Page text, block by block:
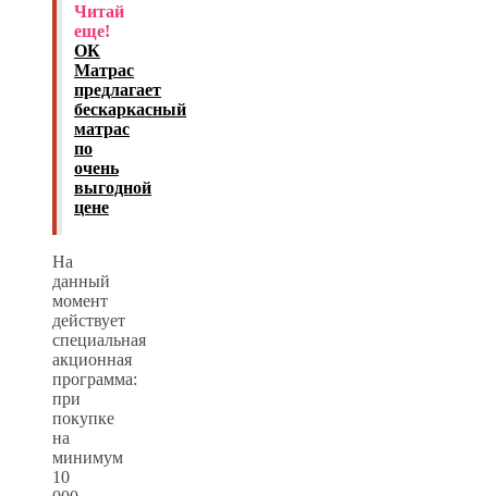
Читай
еще!
ОК
Матрас
предлагает
бескаркасный
матрас
по
очень
выгодной
цене
На
данный
момент
действует
специальная
акционная
программа:
при
покупке
на
минимум
10